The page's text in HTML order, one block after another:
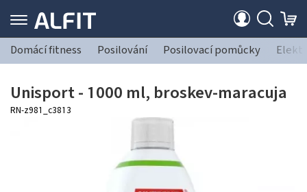
Domácí fitness Posilování Posilovací pomůcky
Unisport - 1000 ml, broskev-maracuja
RN-z981_c3813